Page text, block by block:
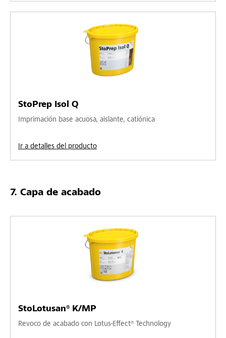
StoPrep Isol Q
Imprimación base acuosa, aislante, catiónica
Ir a detalles del producto
Capa de acabado
StoLotusan® K/MP
Revoco de acabado con Lotus-Effect® Technology